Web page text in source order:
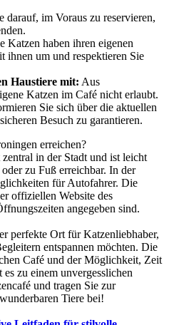
darauf, im Voraus zu reservieren,
Katzen haben ihren eigenen
ihnen um und respektieren Sie
Haustiere mit: Aus
Katzen im Café nicht erlaubt.
Sie sich über die aktuellen
Besuch zu garantieren.
erreichen?
in der Stadt und ist leicht
zu Fuß erreichbar. In der
für Autofahrer. Die
offiziellen Website des
angegeben sind.
perfekte Ort für Katzenliebhaber,
entspannen möchten. Die
Café und der Möglichkeit, Zeit
zu einem unvergesslichen
und tragen Sie zur
Tiere bei!